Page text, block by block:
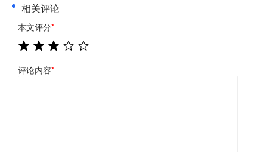
相关评论
本文评分*
评论内容*